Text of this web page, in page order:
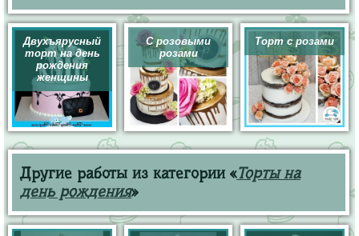
Двухъярусный
торт на день
рождения
женщины
С розовыми
розами
Торт с розами
Другие работы из категории «Торты на
день рождения»